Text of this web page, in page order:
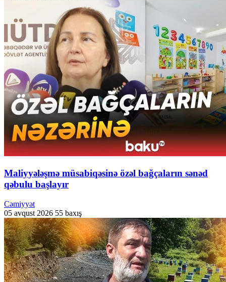
Maliyyələşmə müsabiqəsinə özəl bağçaların sənəd
qəbulu başlayır
Cəmiyyət
05 avqust 2026 55 baxış